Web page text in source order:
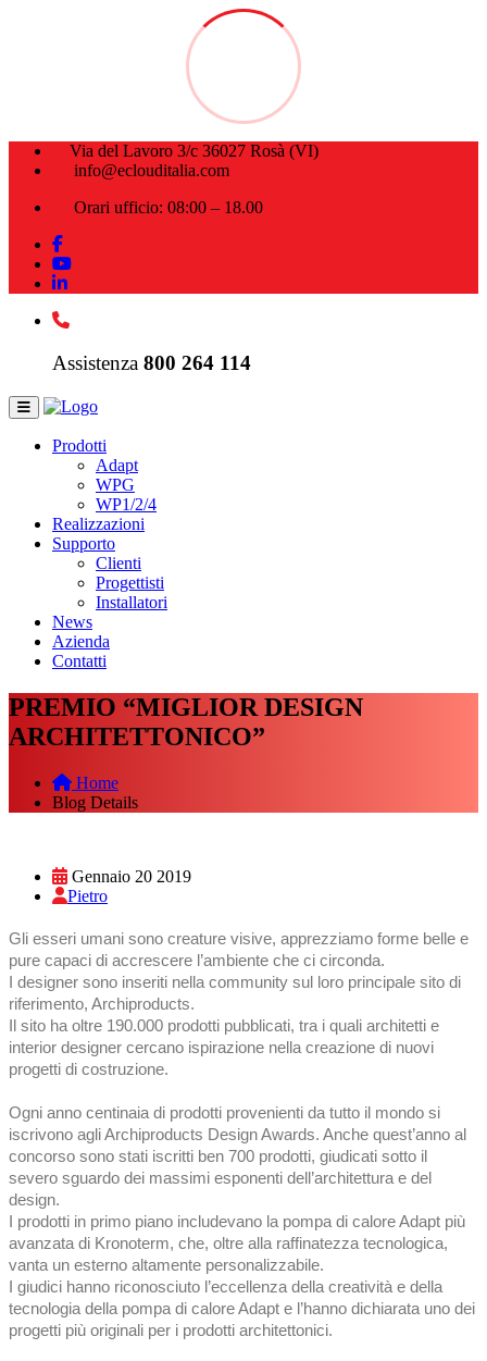
Via del Lavoro 3/c 36027 Rosà (VI)
info@eclouditalia.com
Orari ufficio: 08:00 – 18.00
Assistenza 800 264 114
Prodotti
Adapt
WPG
WP1/2/4
Realizzazioni
Supporto
Clienti
Progettisti
Installatori
News
Azienda
Contatti
PREMIO “MIGLIOR DESIGN
ARCHITETTONICO”
Home
Blog Details
Gennaio 20 2019
Pietro
Gli esseri umani sono creature visive, apprezziamo forme belle e
pure capaci di accrescere l’ambiente che ci circonda.
I designer sono inseriti nella community sul loro principale sito di
riferimento, Archiproducts.
Il sito ha oltre 190.000 prodotti pubblicati, tra i quali architetti e
interior designer cercano ispirazione nella creazione di nuovi
progetti di costruzione.
Ogni anno centinaia di prodotti provenienti da tutto il mondo si
iscrivono agli Archiproducts Design Awards. Anche quest’anno al
concorso sono stati iscritti ben 700 prodotti, giudicati sotto il
severo sguardo dei massimi esponenti dell’architettura e del
design.
I prodotti in primo piano includevano la pompa di calore Adapt più
avanzata di Kronoterm, che, oltre alla raffinatezza tecnologica,
vanta un esterno altamente personalizzabile.
I giudici hanno riconosciuto l’eccellenza della creatività e della
tecnologia della pompa di calore Adapt e l’hanno dichiarata uno dei
progetti più originali per i prodotti architettonici.